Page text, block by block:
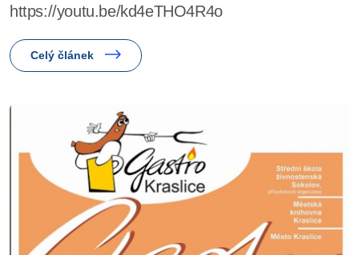
https://youtu.be/kd4eTHO4R4o
Celý článek